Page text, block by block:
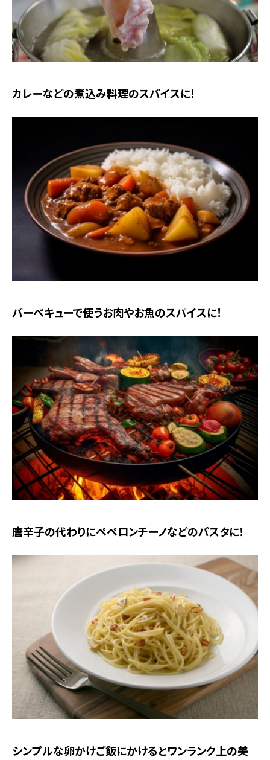
カレーなどの煮込み料理のスパイスに！
バーベキューで使うお肉やお魚のスパイスに！
唐辛子の代わりにペペロンチーノなどのパスタに！
シンプルな卵かけご飯にかけるとワンランク上の美